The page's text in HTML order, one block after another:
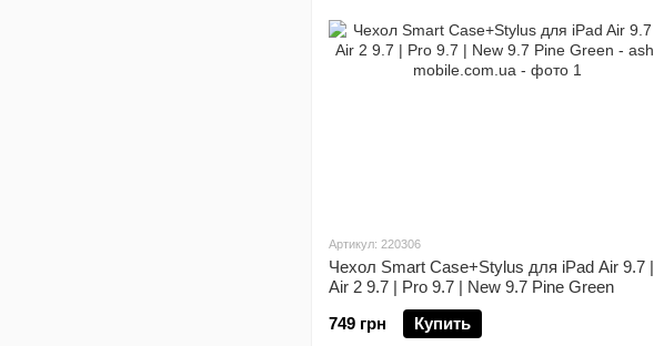
Артикул: 220306
Чехол Smart Case+Stylus для iPad Air 9.7 |
Air 2 9.7 | Pro 9.7 | New 9.7 Pine Green
749 грн
Купить